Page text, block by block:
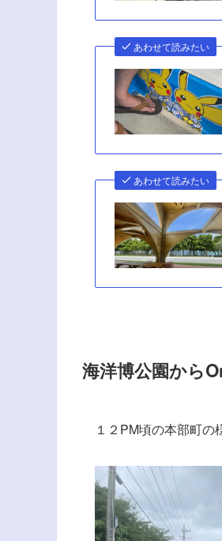
あわせて読みたい
あわせて読みたい
海洋博公園から
１２PM頃の本部町